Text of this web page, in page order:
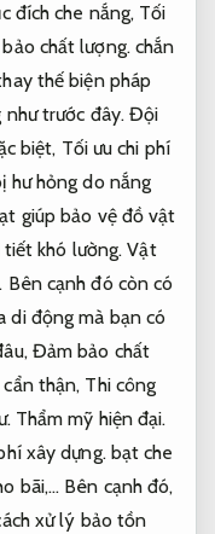
đích che nắng, Tối
chất lượng.chắn
thế biện pháp
như trước đây.Đội
biệt, Tối ưu chi phí
hư hỏng do nắng
giúp bảo vệ đồ vật
tiết khó lường.Vật
Bên cạnh đó còn có
di động mà bạn có
Đảm bảo chất
thận, Thi công
Thẩm mỹ hiện đại.
xây dựng.bạt che
bãi,… Bên cạnh đó,
xử lý bảo tồn